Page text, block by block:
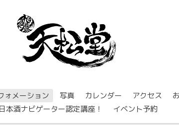
ォメーション 写真 カレンダー アクセス
本酒ナビゲーター認定講座！
イベント予約